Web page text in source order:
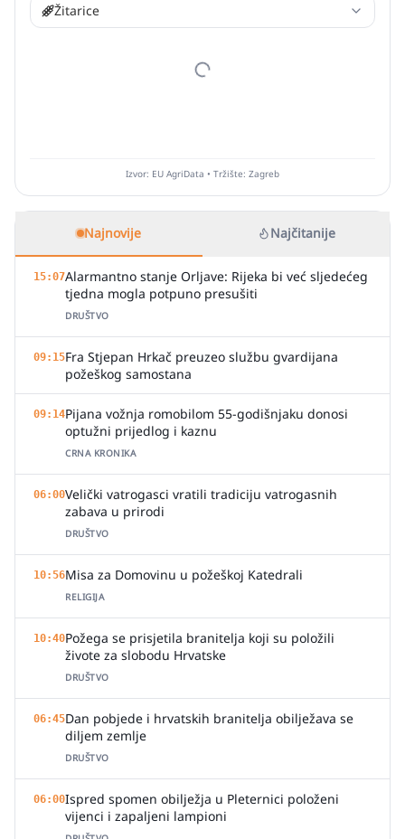
Žitarice
Izvor: EU AgriData • Tržište: Zagreb
Najnovije Najčitanije
15:07Alarmantno stanje Orljave: Rijeka bi već sljedećeg
tjedna mogla potpuno presušiti
DRUŠTVO
09:15Fra Stjepan Hrkač preuzeo službu gvardijana
požeškog samostana
09:14Pijana vožnja romobilom 55-godišnjaku donosi
optužni prijedlog i kaznu
CRNA KRONIKA
06:00Velički vatrogasci vratili tradiciju vatrogasnih
zabava u prirodi
DRUŠTVO
10:56Misa za Domovinu u požeškoj Katedrali
RELIGIJA
10:40Požega se prisjetila branitelja koji su položili
živote za slobodu Hrvatske
DRUŠTVO
06:45Dan pobjede i hrvatskih branitelja obilježava se
diljem zemlje
DRUŠTVO
06:00Ispred spomen obilježja u Pleternici položeni
vijenci i zapaljeni lampioni